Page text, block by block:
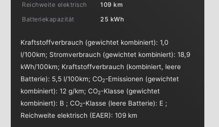
Reichweite elektrisch
109 km
Batteriekapazität
25 kWh
Kraftstoffverbrauch (gewichtet kombiniert):1,0
l/100km; Stromverbrauch (gewichtet kombiniert):18,9
kWh/100km; Kraftstoffverbrauch (kombiniert, leere
Batterie): 5,5 l/100km;CO2-Emissionen (gewichtet
kombiniert):12 g/km;CO2-Klasse (gewichtet
kombiniert): B ;CO2-Klasse (leere Batterie): E ;
Reichweite elektrisch (EAER):109 km